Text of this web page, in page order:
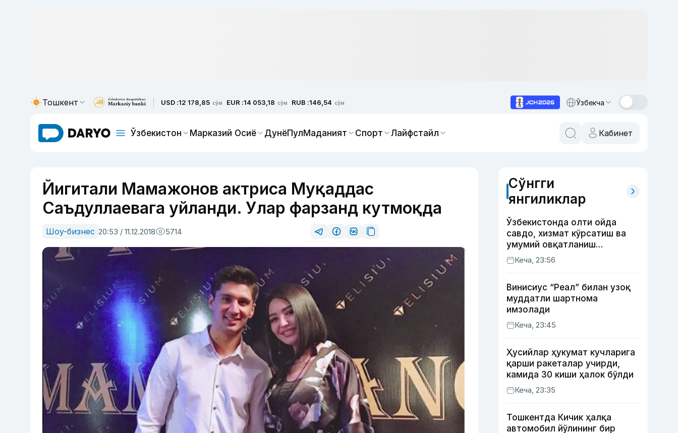
Тошкент USD :12 178,85 сўм EUR :14 053,18 сўм RUB :146,54 сўм Ўзбекча
Ўзбекистон Марказий Осиё ДунёПулМаданият Спорт Лайфстайл Кабинет
Йигитали Мамажонов актриса Муқаддас
Саъдуллаевага уйланди. Улар фарзанд кутмоқда
Шоу-бизнес 20:53 / 11.12.2018 5714
Сўнгги
янгиликлар
Ўзбекистонда олти ойда
савдо, хизмат кўрсатиш ва
умумий овқатланиш
корхоналари қанча солиқ
тўлагани очиқланди
Кеча, 23:56
Винисиус “Реал” билан узоқ
муддатли шартнома
имзолади
Кеча, 23:45
Ҳусийлар ҳукумат кучларига
қарши ракеталар учирди,
камида 30 киши ҳалок бўлди
Кеча, 23:35
Тошкентда Кичик ҳалқа
автомобил йўлининг бир